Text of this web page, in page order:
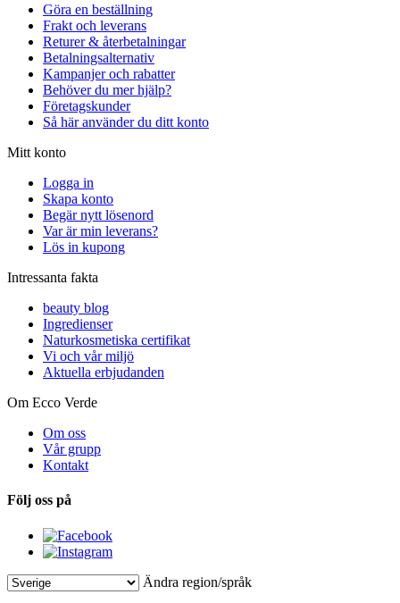
Göra en beställning
Frakt och leverans
Returer & återbetalningar
Betalningsalternativ
Kampanjer och rabatter
Behöver du mer hjälp?
Företagskunder
Så här använder du ditt konto
Mitt konto
Logga in
Skapa konto
Begär nytt lösenord
Var är min leverans?
Lös in kupong
Intressanta fakta
beauty blog
Ingredienser
Naturkosmetiska certifikat
Vi och vår miljö
Aktuella erbjudanden
Om Ecco Verde
Om oss
Vår grupp
Kontakt
Följ oss på
Ändra region/språk